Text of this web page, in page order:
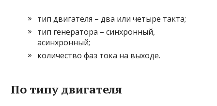
тип двигателя – два или четыре такта;
тип генератора – синхронный,
асинхронный;
количество фаз тока на выходе.
По типу двигателя